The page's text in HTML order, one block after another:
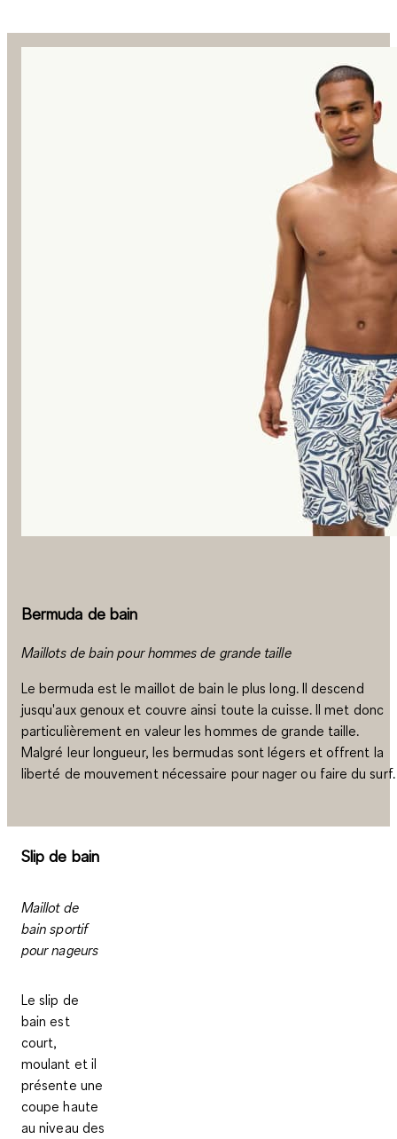
Bermuda de bain
Maillots de bain pour hommes de grande taille
Lebermuda est le maillot de bain le plus long. Il descend
jusqu'aux genoux et couvre ainsi toute la cuisse. Il met donc
particulièrement en valeur leshommes de grande taille.
Malgré leur longueur, les bermudas sont légers et offrent la
liberté de mouvementnécessaire pour nager ou faire du surf.
Slip de bain
Maillot de
bain sportif
pour nageurs
Leslip de
bain est
court,
moulant et il
présente une
coupe haute
au niveau des